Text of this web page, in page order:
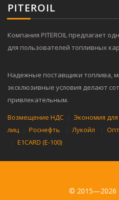
PITEROIL
Компания PITEROIL предлагает
для пользователей топливных
Надежные поставщики топлива,
эксклюзивные условия делают
привлекательным.
Возмещение НДС
Экономия
лиц
Роснефть Лукойл
E1CARD (Е-100)
© 2015—2026